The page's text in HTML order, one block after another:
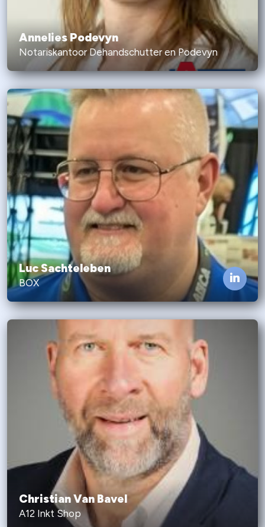
Annelies Podevyn
Notariskantoor Dehandschutter en Podevyn
Luc Sachteleben
BOX
Christian Van Bavel
A12 Inkt Shop